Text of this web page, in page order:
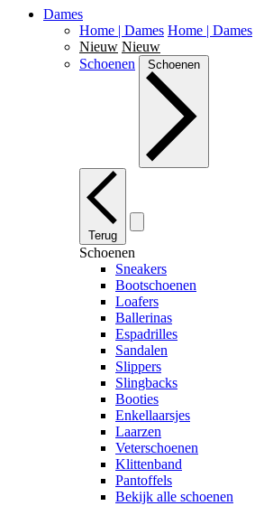
Dames
Home | Dames Home | Dames
Nieuw Nieuw
Schoenen
Schoenen
Terug
Schoenen
Sneakers
Bootschoenen
Loafers
Ballerinas
Espadrilles
Sandalen
Slippers
Slingbacks
Booties
Enkellaarsjes
Laarzen
Veterschoenen
Klittenband
Pantoffels
Bekijk alle schoenen